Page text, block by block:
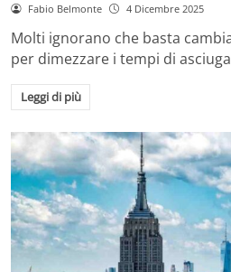
Fabio Belmonte 4 Dicembre 2025
Molti ignorano che basta
per dimezzare i tempi di
Leggi di più